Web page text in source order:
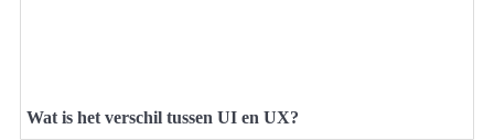
Wat is het verschil tussen UI en UX?